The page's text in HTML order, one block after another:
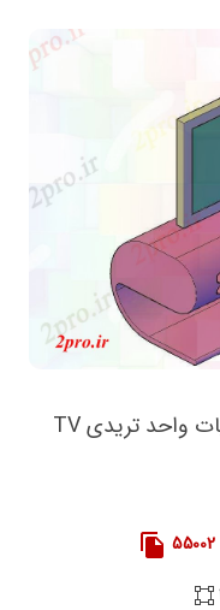
دانلود نقشه بلوک تلوزیون جزئیات واحد تریدی TV
55002